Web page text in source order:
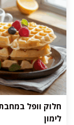
חלוק וופל
לימון